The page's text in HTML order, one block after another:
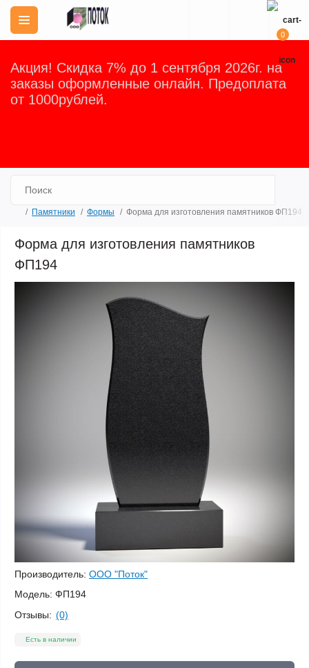
Акция! Скидка 7% до 1 сентября 2026г. на
заказы оформленные онлайн. Предоплата
от 1000рублей.
0
Памятники Формы Форма для изготовления памятников ФП194
Форма для изготовления памятников
ФП194
Производитель: ООО "Поток"
Модель: ФП194
Отзывы: (0)
Есть в наличии